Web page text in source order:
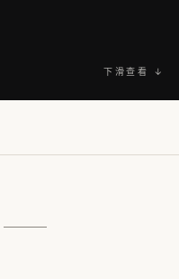
下滑查看 ↓